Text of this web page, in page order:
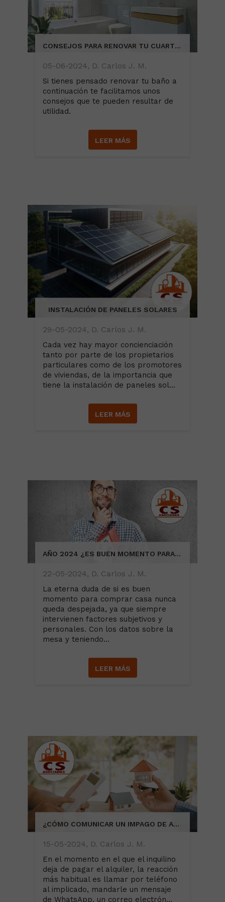
CONSEJOS PARA RENOVAR TU CUARTO DE BAÑO
05-06-2024, D. Carlos J. M.
Si tienes pensado renovar tu baño a
continuación te facilitamos unos
consejos que te pueden resultar de
utilidad.
LEER MÁS
INSTALACIÓN DE PANELES SOLARES
29-05-2024, D. Carlos J. M.
Cada vez hay mayor concienciación
tanto por parte de los propietarios
particulares como de los promotores
de viviendas, de la importancia que
tiene la instalación de paneles sol...
LEER MÁS
AÑO 2024 ¿ES BUEN MOMENTO PARA COMPRAR VIVIENDA?
22-05-2024, D. Carlos J. M.
La eterna duda de si es buen
momento para comprar casa nunca
queda despejada, ya que siempre
intervienen factores subjetivos y
personales. Con los datos sobre la
mesa y teniendo...
LEER MÁS
15-05-2024, D. Carlos J. M.
En el momento en el que el inquilino
deja de pagar el alquiler, la reacción
más habitual es llamar por teléfono
al implicado, mandarle un mensaje
de WhatsApp, un correo electrón...